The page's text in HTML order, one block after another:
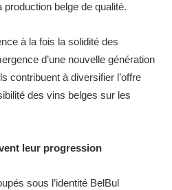
belge de qualité.
à la fois la solidité des
d’une nouvelle génération
contribuent à diversifier l’offre
des vins belges sur les
leur progression
sous l’identité BelBul